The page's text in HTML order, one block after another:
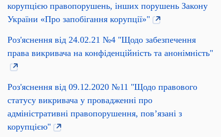
корупцією правопорушень, інших порушень Закону
України «Про запобігання корупції»"
Роз'яснення від 24.02.21 №4 "Щодо забезпечення
права викривача на конфіденційність та анонімність"
Роз'яснення від 09.12.2020 №11 "Щодо правового
статусу викривача у провадженні про
адміністративні правопорушення, пов’язані з
корупцією"